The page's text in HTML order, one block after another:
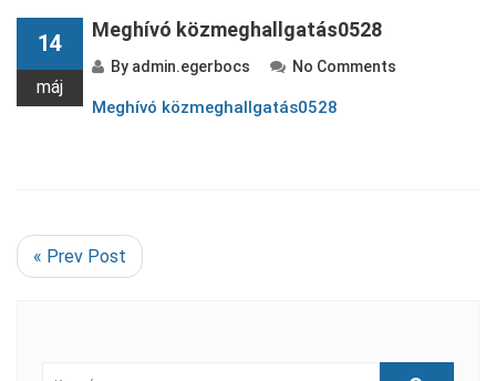
14
máj
Meghívó közmeghallgatás0528
By admin.egerbocs No Comments
Meghívó közmeghallgatás0528
« Prev Post